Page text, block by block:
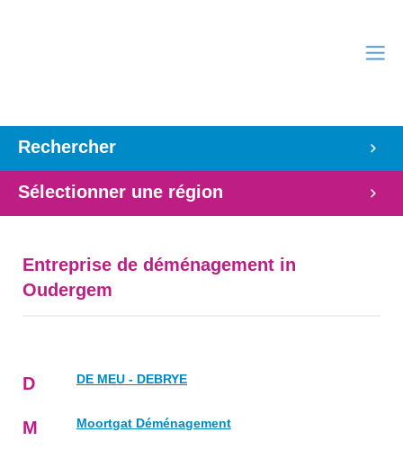
Rechercher
Sélectionner une région
Entreprise de déménagement in
Oudergem
D DE MEU - DEBRYE
M Moortgat Déménagement